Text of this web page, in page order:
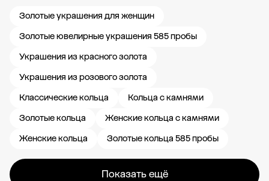
Золотые украшения для женщин
Золотые ювелирные украшения 585 пробы
Украшения из красного золота
Украшения из розового золота
Классические кольца
Кольца с камнями
Золотые кольца
Женские кольца с камнями
Женские кольца
Золотые кольца 585 пробы
Показать ещё